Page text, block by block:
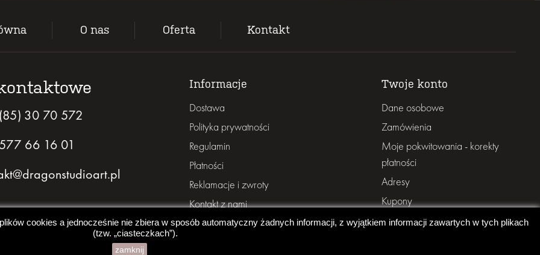
O nas Oferta Kontakt
30 70 572
66 16 01
Informacje
Dostawa
Polityka prywatności
Regulamin
Płatności
Reklamacje i zwroty
Kontakt z nami
Twoje konto
Dane osobowe
Zamówienia
Moje pokwitowania - korekty
płatności
Adresy
Kupony
cookies a jednocześnie nie zbiera w sposób automatyczny żadnych informacji, z wyjątkiem informacji zawartych w tych plikach
(tzw. „ciasteczkach”).
zamknij